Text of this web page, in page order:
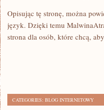
Opisując tę stronę, można
język. Dzięki temu
strona dla osób, które chcą,
CATEGORIES: BLOG INTERNETOWY